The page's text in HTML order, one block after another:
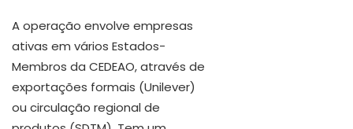
A operação envolve empresas
ativas em vários Estados-
Membros da CEDEAO, através de
exportações formais (Unilever)
ou circulação regional de